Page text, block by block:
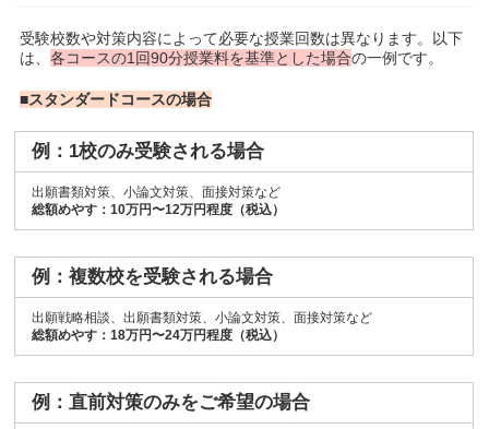
受験校数や対策内容によって必要な授業回数は異なります。以下
は、各コースの1回90分授業料を基準とした場合の一例です。
■スタンダードコースの場合
例：1校のみ受験される場合
出願書類対策、小論文対策、面接対策など
総額めやす：10万円〜12万円程度（税込）
例：複数校を受験される場合
出願戦略相談、出願書類対策、小論文対策、面接対策など
総額めやす：18万円〜24万円程度（税込）
例：直前対策のみをご希望の場合